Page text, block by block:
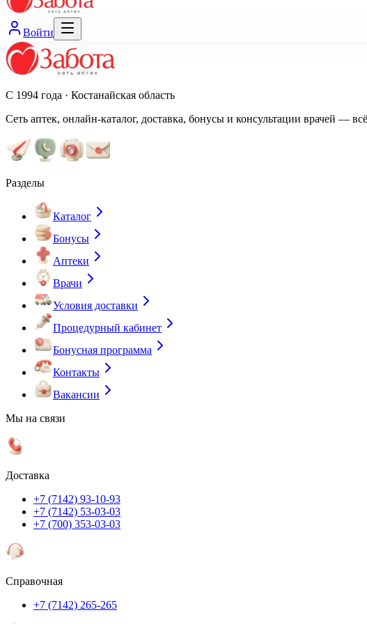
Войти
С 1994 года · Костанайская область
Сеть аптек, онлайн-каталог, доставка, бонусы и консультации врачей —
Разделы
Каталог
Бонусы
Аптеки
Врачи
Условия доставки
Процедурный кабинет
Бонусная программа
Контакты
Вакансии
Мы на связи
Доставка
+7 (7142) 93-10-93
+7 (7142) 53-03-03
+7 (700) 353-03-03
Справочная
+7 (7142) 265-265